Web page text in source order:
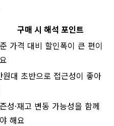
구매 시 해석 포인트
가격 대비 할인폭이 큰 편이
원대 초반으로 접근성이 좋아
성·재고 변동 가능성을 함께
해요